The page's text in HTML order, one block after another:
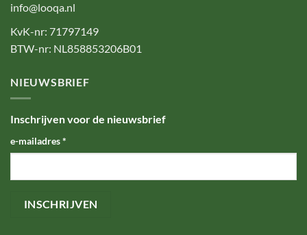
info@looqa.nl
KvK-nr: 71797149
BTW-nr: NL858853206B01
NIEUWSBRIEF
Inschrijven voor de nieuwsbrief
e-mailadres*